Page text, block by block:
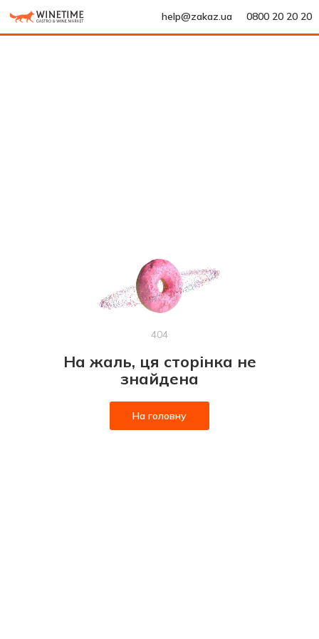
help@zakaz.ua 0800 20 20 20
404
На жаль, ця сторінка не
знайдена
На головну